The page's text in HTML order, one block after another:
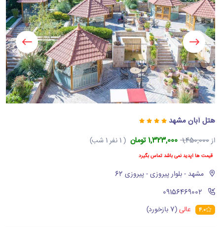
هتل آبان مشهد
از1,450,000 1,323,000 تومان ( 1 نفر 1 شب)
قیمت ها آپدید نمی باشد تماس بگیرد
مشهد - بلوار پیروزی - پیروزی 62
‪09156469002‬
4.0 عالی(7 بازخورد)